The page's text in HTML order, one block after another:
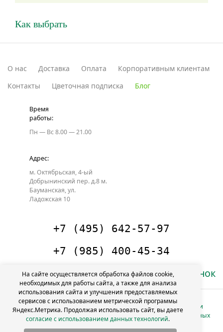
Как выбрать
О нас Доставка Оплата
Корпоративным клиентам
Контакты
Цветочная подписка Блог
Время
работы:
Пн — Вс8.00 — 21.00
Адрес:
м. Октябрьская, 4-ый
Добрынинский пер. д.8м.
Бауманская, ул.
Ладожская 10
+7 (495) 642-57-97
+7 (985) 400-45-34
Заказать звонок
info@4florista.ru
Политика в отношении
обработки персональных
На сайте осуществляется обработка файлов cookie,
необходимых для работы сайта, а также для анализа
использования сайта и улучшения предоставляемых
сервисов с использованием метрической программы
Яндекс.Метрика. Продолжая использовать сайт, вы даете
согласие с использованием данных технологий.